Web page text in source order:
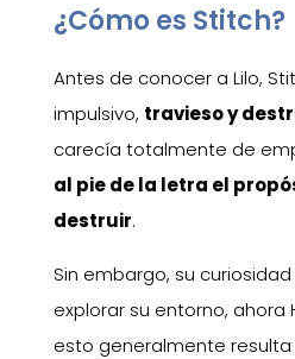
¿Cómo es Stitch?
Antes de conocer a Lilo,
impulsivo, travieso y
carecía totalmente de
al pie de la letra el
destruir.
Sin embargo, su
explorar su entorno, ahora
esto generalmente